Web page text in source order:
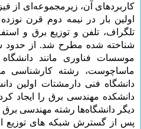
کاربردهای آن، زیرمجموعه‌ای از
اولین بار در نیمه دوم قرن
تلگراف، تلفن و توزیع برق و
موسسات فناوری مانند
ماساچوست، رشته کارشناسی
دانشکده مهندسی برق را ایجاد
دیگر دانشگاه‌ها رشته مهندسی برق
پس از گسترش شبکه های توزیع